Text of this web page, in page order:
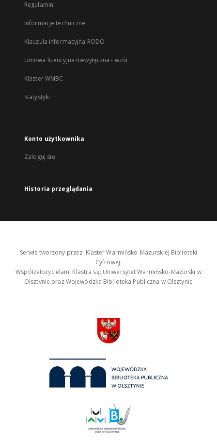
Regulamin
Informacje techniczne
Klauzula informacyjna RODO
Umowa licencyjna niewyłączna - wzór
Klaster WMBC
Statystyki
Konto użytkownika
Zaloguj się
Historia przeglądania
Serwis tworzony przez: Klaster Warmińsko-Mazurskiej Biblioteki
Cyfrowej.
Współzałożycielami Klastra są: Uniwersytet Warmińsko-Mazurski w
Olsztynie oraz Wojewódzka Biblioteka Publiczna w Olsztynie